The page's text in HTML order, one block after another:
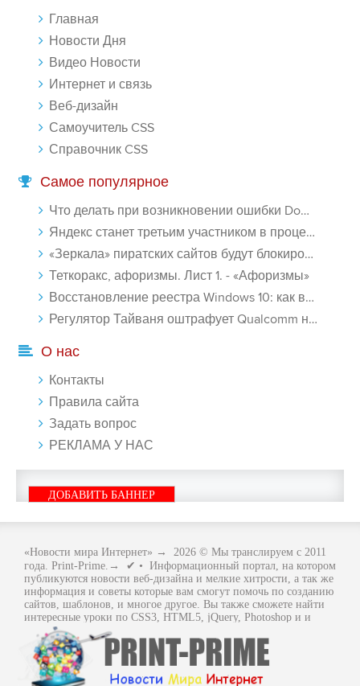
Главная
Новости Дня
Видео Новости
Интернет и связь
Веб-дизайн
Самоучитель CSS
Справочник CSS
Самое популярное
Что делать при возникновении ошибки Download interrupted в Chrome - «Windows»
Яндекс станет третьим участником в процессе ФАС против Google - «Интернет»
«Зеркала» пиратских сайтов будут блокироваться! - «Интернет»
Теткоракс, афоризмы. Лист 1. - «Афоризмы»
Восстановление реестра Windows 10: как восстановить реестр Виндовс 10 - «Windows»
Регулятор Тайваня оштрафует Qualcomm на $774 млн - «Новости сети»
О нас
Контакты
Правила сайта
Задать вопрос
РЕКЛАМА У НАС
ДОБАВИТЬ БАННЕР
«Новости мира Интернет» → 2026 © Мы транслируем с 2011
года. Print-Prime.→ ✔ • Информационный портал, на котором
публикуются новости веб-дизайна и мелкие хитрости, а так же
информация и советы которые вам смогут помочь по созданию
сайтов, шаблонов, и многое другое. Вы также сможете найти
интересные уроки по CSS3, HTML5, jQuery, Photoshop и и
многое другое, интересное, с интернет мира. Вся информация
размещенная на сайте предназначена исключительно в
ознакомительных целях и ошибки в учении не кто не отменял
.. Как говориться - "Не бойся, когда не знаешь: страшно, когда
знать не хочется.